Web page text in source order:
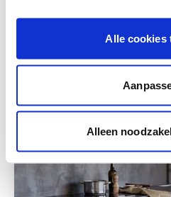
Alle cookies
Alleen
Deze stijlen zijn